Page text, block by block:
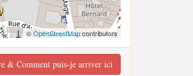
©OpenStreetMapcontributors
& Comment puis-je arriver ici